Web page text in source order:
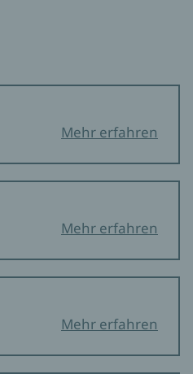
Mehr erfahren
Mehr erfahren
Mehr erfahren